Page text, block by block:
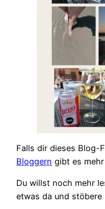
Falls dir dieses Blog-
Bloggern gibt es
Du willst noch mehr
etwas da und stöbere